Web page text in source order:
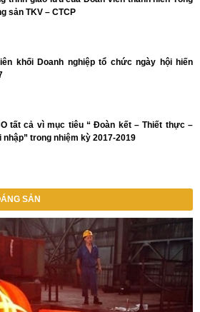
sản TKV – CTCP
khối Doanh nghiệp tổ chức ngày hội hiến
tất cả vì mục tiêu “ Đoàn kết – Thiết thực –
nhập” trong nhiệm kỳ 2017-2019
SẢN